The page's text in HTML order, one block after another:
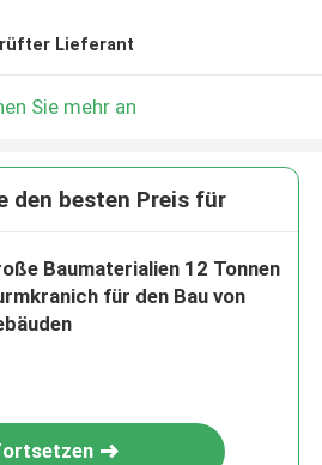
Lieferant
Sie mehr an
den besten Preis für
Baumaterialien 12 Tonnen
für den Bau von